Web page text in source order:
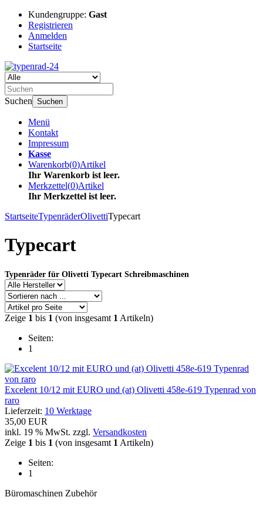
Kundengruppe: Gast
Registrieren
Anmelden
Startseite
Suchen Suchen
Menü
Kontakt
Impressum
Kasse
Warenkorb(0)Artikel
Ihr Warenkorb ist leer.
Merkzettel(0)Artikel
Ihr Merkzettel ist leer.
StartseiteTypenräderOlivettiTypecart
Typecart
Typenräder für Olivetti Typecart Schreibmaschinen
Zeige 1 bis 1 (von insgesamt 1 Artikeln)
Seiten:
1
Excelent 10/12 mit EURO und (at) Olivetti 458e-619 Typenrad von
raro
Lieferzeit: 10 Werktage
35,00 EUR
inkl. 19 % MwSt. zzgl. Versandkosten
Zeige 1 bis 1 (von insgesamt 1 Artikeln)
Seiten:
1
Büromaschinen Zubehör